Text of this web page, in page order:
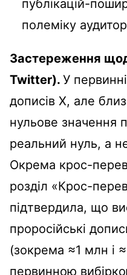
публікацій-
полеміку
Застереження
Twitter). У
дописів X, але
нульове значення
реальний нуль, а
Окрема крос-
розділ «Крос-
підтвердила, що
проросійські
(зокрема ≈1 млн і
первинною